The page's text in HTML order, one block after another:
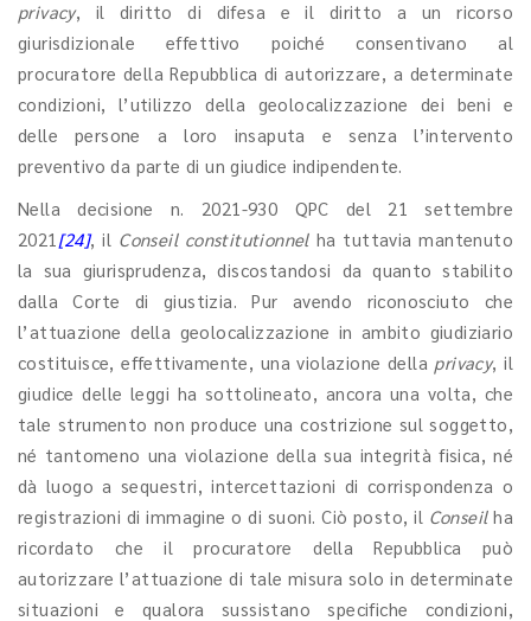
privacy, il diritto di difesa e il diritto a un ricorso
giurisdizionale effettivo poiché consentivano al
procuratore della Repubblica di autorizzare, a determinate
condizioni, l’utilizzo della geolocalizzazione dei beni e
delle persone a loro insaputa e senza l’intervento
preventivo da parte di un giudice indipendente.
Nella decisione n. 2021-930 QPC del 21 settembre
2021 [24], il Conseil constitutionnelha tuttavia mantenuto
la sua giurisprudenza, discostandosi da quanto stabilito
dalla Corte di giustizia. Pur avendo riconosciuto che
l’attuazione della geolocalizzazione in ambito giudiziario
costituisce, effettivamente, una violazione della privacy, il
giudice delle leggi ha sottolineato, ancora una volta, che
tale strumento non produce una costrizione sul soggetto,
né tantomeno una violazione della sua integrità fisica, né
dà luogo a sequestri, intercettazioni di corrispondenza o
registrazioni di immagine o di suoni. Ciò posto, il Conseilha
ricordato che il procuratore della Repubblica può
autorizzare l’attuazione di tale misura solo in determinate
situazioni e qualora sussistano specifiche condizioni,